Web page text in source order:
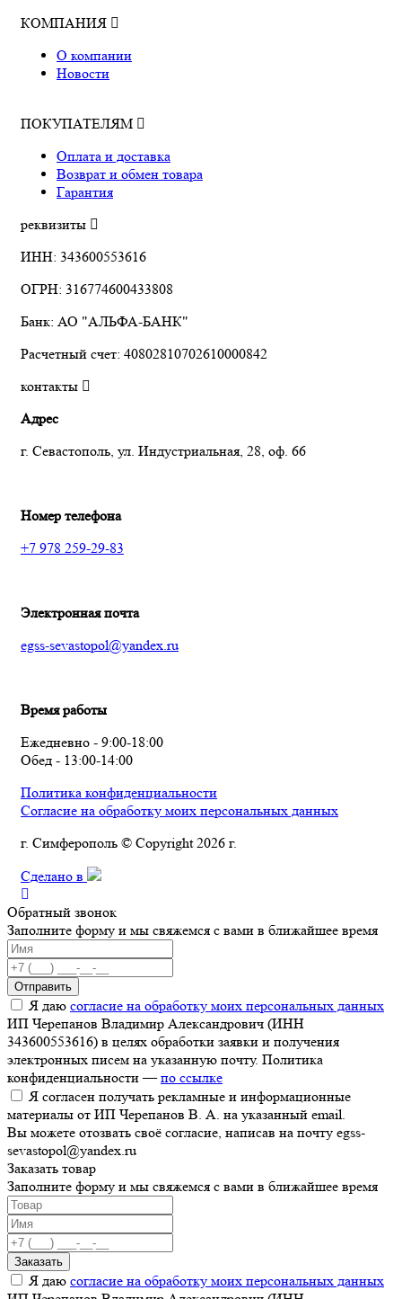
КОМПАНИЯ
О компании
Новости
ПОКУПАТЕЛЯМ
Оплата и доставка
Возврат и обмен товара
Гарантия
реквизиты
ИНН: 343600553616
ОГРН: 316774600433808
Банк: АО "АЛЬФА-БАНК"
Расчетный счет: 40802810702610000842
контакты
Адрес
г. Севастополь, ул. Индустриальная, 28, оф. 66
Номер телефона
+7 978 259-29-83
Электронная почта
egss-sevastopol@yandex.ru
Время работы
Ежедневно - 9:00-18:00
Обед - 13:00-14:00
Политика конфиденциальности
Согласие на обработку моих персональных данных
г. Симферополь © Copyright 2026 г.
Сделано в
Обратный звонок
Заполните форму и мы свяжемся с вами в ближайшее время
Отправить
Я даю согласие на обработку моих персональных данных
ИП Черепанов Владимир Александрович (ИНН
343600553616) в целях обработки заявки и получения
электронных писем на указанную почту. Политика
конфиденциальности —по ссылке
Я согласен получать рекламные и информационные
материалы от ИП Черепанов В. А. на указанный email.
Вы можете отозвать своё согласие, написав на почту egss-
sevastopol@yandex.ru
Заказать товар
Заполните форму и мы свяжемся с вами в ближайшее время
Заказать
Я даю согласие на обработку моих персональных данных